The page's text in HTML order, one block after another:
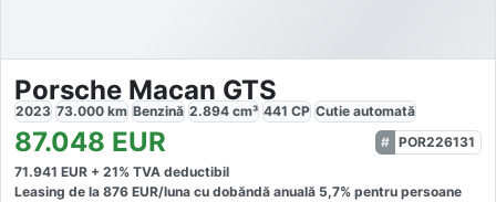
Porsche Macan GTS
2023 73.000 km Benzină 2.894 cm³ 441 CP Cutie automată
87.048 EUR
POR226131
71.941 EUR + 21% TVA deductibil
Leasing de la 876 EUR/luna cu dobăndă anuală 5,7% pentru persoane